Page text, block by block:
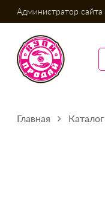
Администратор сайта
Главная Каталог